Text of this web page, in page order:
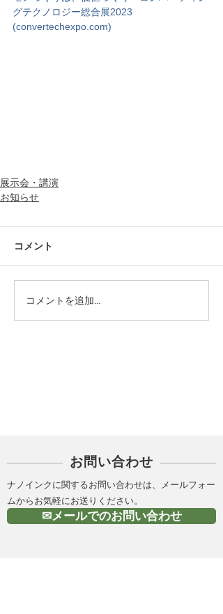
グテクノロジー総合展2023
(convertechexpo.com)
展示会・講演
お知らせ
コメント
コメントを追加…
お問い合わせ
✉メールでのお問い合わせ
ナノインクに関するお問い合わせは、メールフォー
ムからお気軽にお送りください。